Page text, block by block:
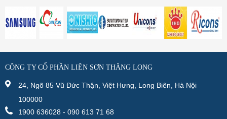
CÔNG TY CỔ PHẦN LIÊN SƠN THĂNG LONG
24, Ngõ 85 Vũ Đức Thận, Việt Hưng, Long Biên, Hà Nội
100000
1900 636028 - 090 613 71 68